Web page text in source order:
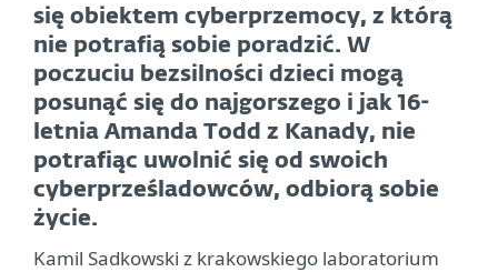
się obiektem cyberprzemocy, z którą
nie potrafią sobie poradzić. W
poczuciu bezsilności dzieci mogą
posunąć się do najgorszego i jak 16-
letnia Amanda Todd z Kanady, nie
potrafiąc uwolnić się od swoich
cyberprześladowców, odbiorą sobie
życie.
Kamil Sadkowski z krakowskiego laboratorium